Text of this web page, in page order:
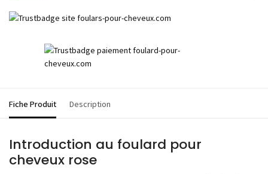
Fiche Produit Description
Introduction au foulard pour
cheveux rose